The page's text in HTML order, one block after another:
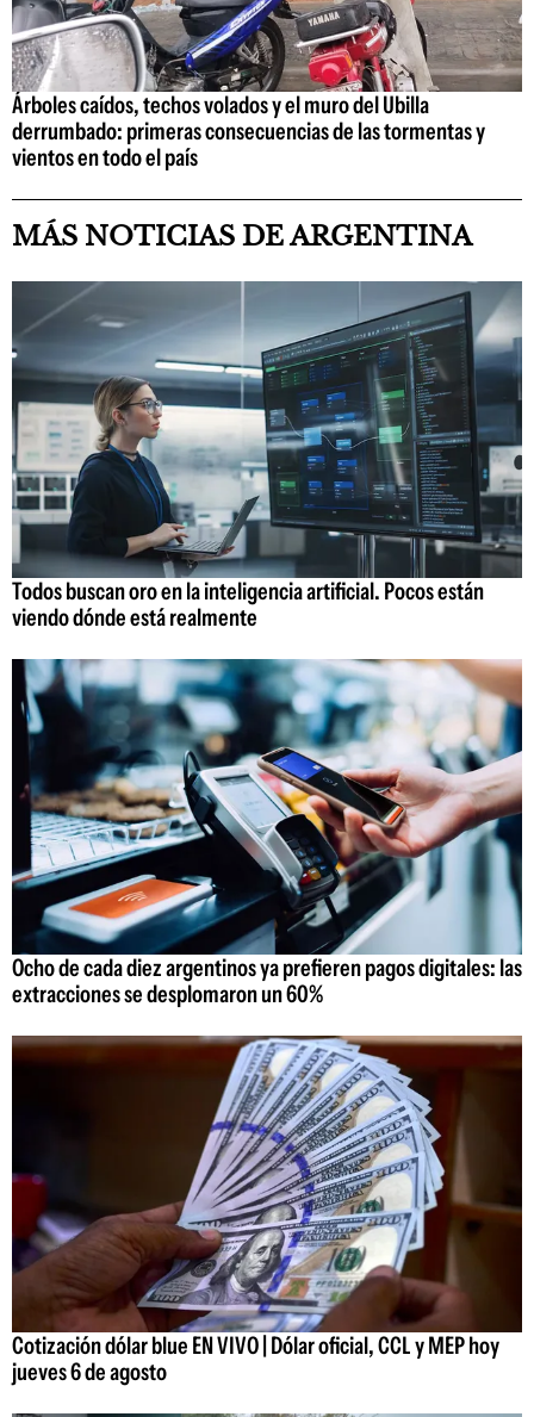
Árboles caídos, techos volados y el muro del Ubilla
derrumbado: primeras consecuencias de las tormentas y
vientos en todo el país
MÁS NOTICIAS DE ARGENTINA
Todos buscan oro en la inteligencia artificial. Pocos están
viendo dónde está realmente
Ocho de cada diez argentinos ya prefieren pagos digitales: las
extracciones se desplomaron un 60%
Cotización dólar blue EN VIVO | Dólar oficial, CCL y MEP hoy
jueves 6 de agosto